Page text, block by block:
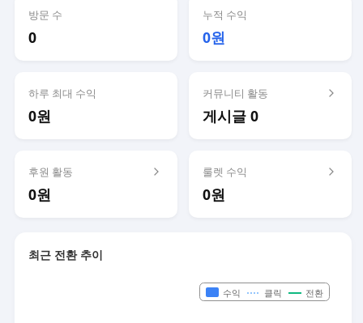
방문 수
0
누적 수익
0원
하루 최대 수익
0원
커뮤니티 활동
게시글 0
후원 활동
0원
룰렛 수익
0원
최근 전환 추이